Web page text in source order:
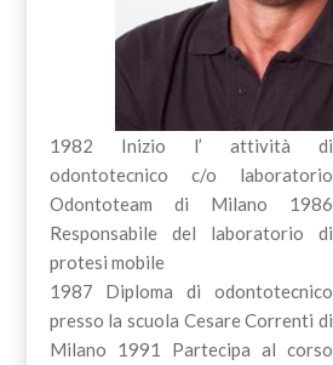
1982 Inizio l’ attività di
odontotecnico c/o laboratorio
Odontoteam di Milano 1986
Responsabile del laboratorio di
protesi mobile
1987 Diploma di odontotecnico
presso la scuola Cesare Correnti di
Milano 1991 Partecipa al corso